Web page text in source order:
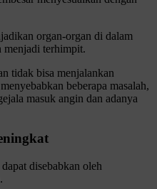
organ-organ di dalam
menjadi terhimpit.
tidak bisa menjalankan
beberapa masalah,
masuk angin dan adanya
disebabkan oleh